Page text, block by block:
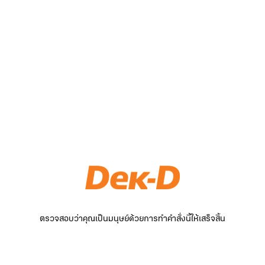
ตรวจสอบว่าคุณเป็นมนุษย์ด้วยการทำคำสั่งนี้ให้เสร็จสิ้น